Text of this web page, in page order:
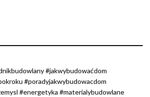
#jakwybudowaćdom
#poradyjakwybudowacdom
#energetyka #materialybudowlane